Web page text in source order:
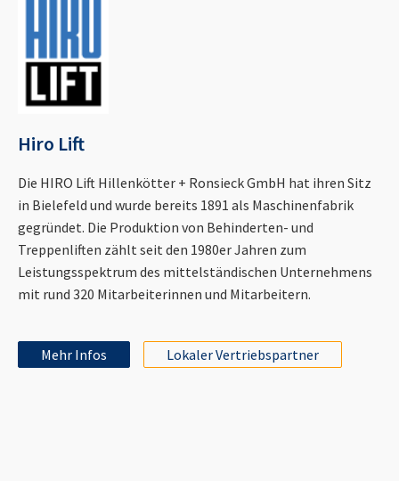
Hiro Lift
Die HIRO Lift Hillenkötter + Ronsieck GmbH hat ihren Sitz
in Bielefeld und wurde bereits 1891 als Maschinenfabrik
gegründet. Die Produktion von Behinderten- und
Treppenliften zählt seit den 1980er Jahren zum
Leistungsspektrum des mittelständischen Unternehmens
mit rund 320 Mitarbeiterinnen und Mitarbeitern.
Mehr Infos Lokaler Vertriebspartner